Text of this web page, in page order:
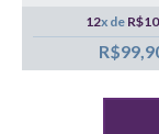
12x de